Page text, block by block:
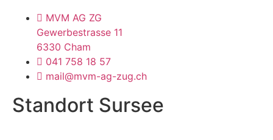
MVM AG ZG
Gewerbestrasse 11
6330 Cham
041 758 18 57
mail@mvm-ag-zug.ch
Standort Sursee